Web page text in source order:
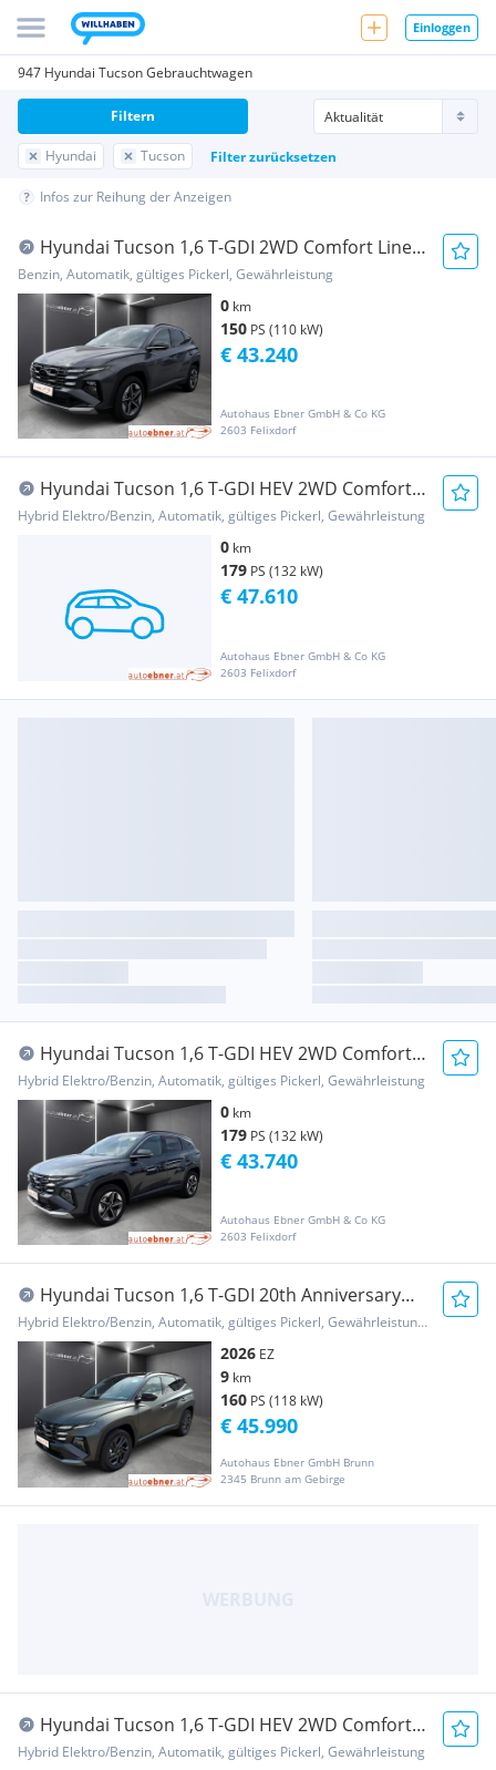
Einloggen
947 Hyundai Tucson Gebrauchtwagen
Hyundai Tucson Filter zurücksetzen
Filtern
Infos zur Reihung der Anzeigen
Hyundai Tucson 1,6 T-GDI 2WD Comfort Line
DCT
Benzin, Automatik, gültiges Pickerl, Gewährleistung
0 km
150 PS (110 kW)
Autohaus Ebner GmbH & Co KG
2603 Felixdorf
€ 43.240
Hyundai Tucson 1,6 T-GDI HEV 2WD Comfort
Line Aut.
Hybrid Elektro/Benzin, Automatik, gültiges Pickerl, Gewährleistung
0 km
179 PS (132 kW)
Autohaus Ebner GmbH & Co KG
2603 Felixdorf
€ 47.610
Hyundai Tucson 1,6 T-GDI HEV 2WD Comfort
Line Aut.
Hybrid Elektro/Benzin, Automatik, gültiges Pickerl, Gewährleistung
0 km
179 PS (132 kW)
Autohaus Ebner GmbH & Co KG
2603 Felixdorf
€ 43.740
Hyundai Tucson 1,6 T-GDI 20th Anniversary
Aut. HEV RADA...
Hybrid Elektro/Benzin, Automatik, gültiges Pickerl, Gewährleistung, Garantie
2026 EZ
9 km
160 PS (118 kW)
Autohaus Ebner GmbH Brunn
2345 Brunn am Gebirge
€ 45.990
Hyundai Tucson 1,6 T-GDI HEV 2WD Comfort
Line Aut.
Hybrid Elektro/Benzin, Automatik, gültiges Pickerl, Gewährleistung